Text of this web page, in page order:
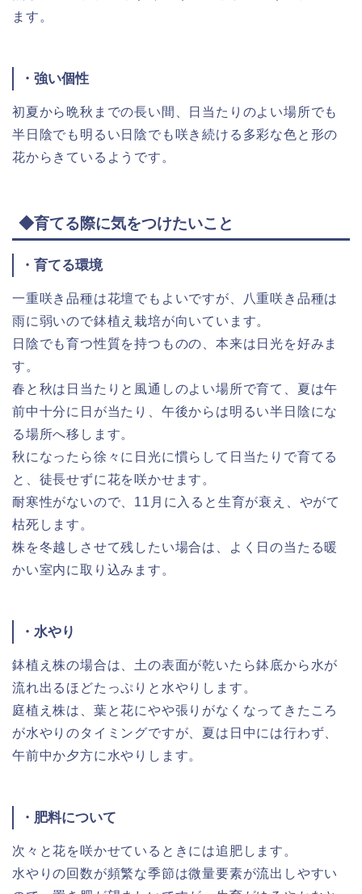
ます。
・強い個性
初夏から晩秋までの長い間、日当たりのよい場所でも
半日陰でも明るい日陰でも咲き続ける多彩な色と形の
花からきているようです。
◆育てる際に気をつけたいこと
・育てる環境
一重咲き品種は花壇でもよいですが、八重咲き品種は
雨に弱いので鉢植え栽培が向いています。
日陰でも育つ性質を持つものの、本来は日光を好みま
す。
春と秋は日当たりと風通しのよい場所で育て、夏は午
前中十分に日が当たり、午後からは明るい半日陰にな
る場所へ移します。
秋になったら徐々に日光に慣らして日当たりで育てる
と、徒長せずに花を咲かせます。
耐寒性がないので、11月に入ると生育が衰え、やがて
枯死します。
株を冬越しさせて残したい場合は、よく日の当たる暖
かい室内に取り込みます。
・水やり
鉢植え株の場合は、土の表面が乾いたら鉢底から水が
流れ出るほどたっぷりと水やりします。
庭植え株は、葉と花にやや張りがなくなってきたころ
が水やりのタイミングですが、夏は日中には行わず、
午前中か夕方に水やりします。
・肥料について
次々と花を咲かせているときには追肥します。
水やりの回数が頻繁な季節は微量要素が流出しやすい